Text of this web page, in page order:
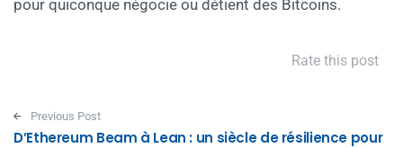
pour quiconque négocie ou détient des Bitcoins.
Rate this post
Post navigation
Previous Post
D’Ethereum Beam à Lean : un siècle de résilience pour